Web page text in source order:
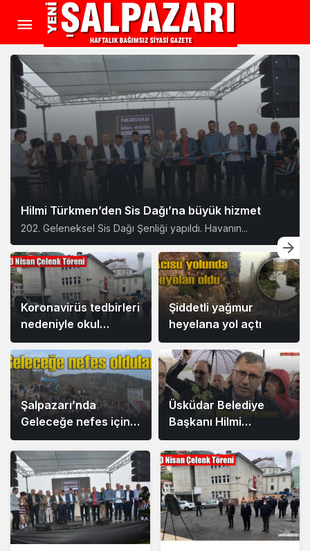
Hilmi Türkmen’den Sis Dağı’na büyük hizmet
202. Geleneksel Sis Dağı Şenliği yapıldı. Havanın...
Koronavirüs tedbirleri
nedeniyle okul
bahçesinde bayram
töreni yapılamadı
Şiddetli yağmur
heyelana yol açtı
Şalpazarı’nda
Geleceğe nefes için
yüzlerce fidan dikildi
Üsküdar Belediye
Başkanı Hilmi
Türkmen:
“Yaylalarımız daha
yeşil olacak” dedi